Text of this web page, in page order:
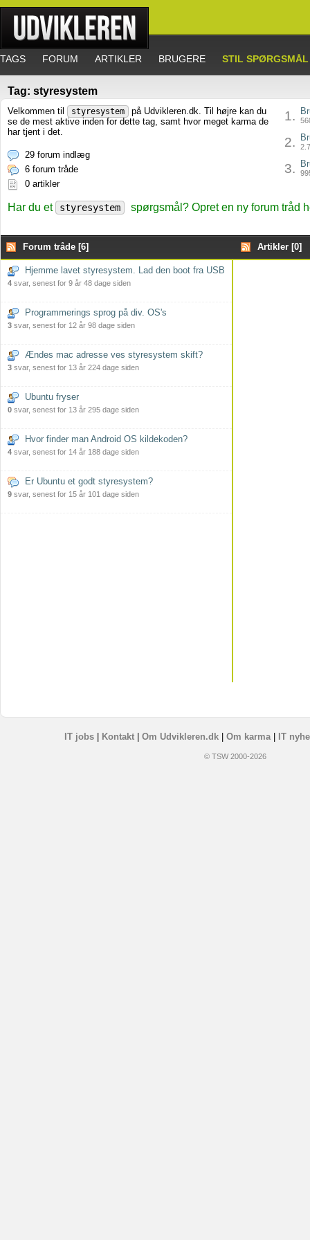
TAGS FORUM ARTIKLER BRUGERE STIL SPØRGSMÅL
Tag: styresystem
Velkommen til styresystem
på Udvikleren.dk. Til højre kan du
se de mest aktive inden for dette tag, samt hvor meget karma de
har tjent i det.
29 forum indlæg
6 forum tråde
0 artikler
1.
2.
3.
Har du et styresystem spørgsmål? Opret en ny forum tråd
Forum tråde [6] Artikler [0]
Hjemme lavet styresystem. Lad den boot fra USB
4 svar, senest for 9 år 48 dage siden
Programmerings sprog på div. OS's
3 svar, senest for 12 år 98 dage siden
Ændes mac adresse ves styresystem skift?
3 svar, senest for 13 år 224 dage siden
Ubuntu fryser
0 svar, senest for 13 år 295 dage siden
Hvor finder man Android OS kildekoden?
4 svar, senest for 14 år 188 dage siden
Er Ubuntu et godt styresystem?
9 svar, senest for 15 år 101 dage siden
IT jobs| Kontakt| Om Udvikleren.dk| Om karma| IT
© TSW 2000-2026